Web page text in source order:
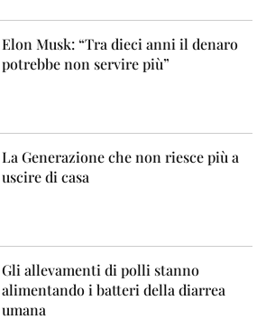
Elon Musk: “Tra dieci anni il denaro
potrebbe non servire più”
La Generazione che non riesce più a
uscire di casa
Gli allevamenti di polli stanno
alimentando i batteri della diarrea
umana